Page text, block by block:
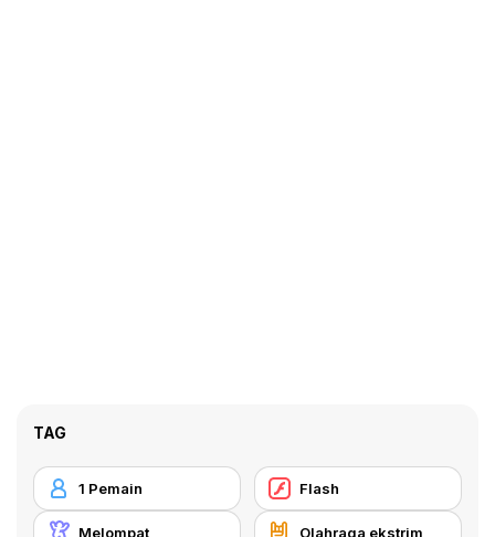
TAG
1 Pemain Flash
Melompat Olahraga ekstrim